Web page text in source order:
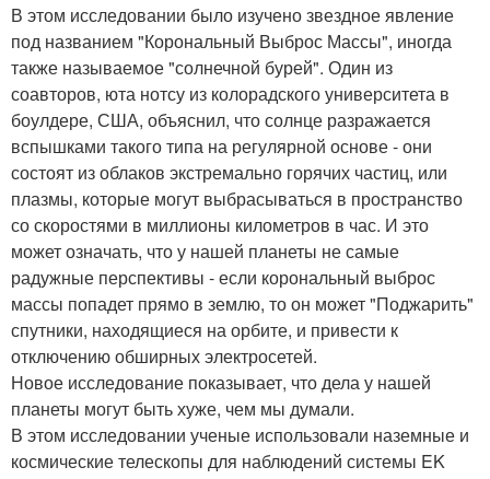
В этом исследовании было изучено звездное явление
под названием "Корональный Выброс Массы", иногда
также называемое "солнечной бурей". Один из
соавторов, юта нотсу из колорадского университета в
боулдере, США, объяснил, что солнце разражается
вспышками такого типа на регулярной основе - они
состоят из облаков экстремально горячих частиц, или
плазмы, которые могут выбрасываться в пространство
со скоростями в миллионы километров в час. И это
может означать, что у нашей планеты не самые
радужные перспективы - если корональный выброс
массы попадет прямо в землю, то он может "Поджарить"
спутники, находящиеся на орбите, и привести к
отключению обширных электросетей.
Новое исследование показывает, что дела у нашей
планеты могут быть хуже, чем мы думали.
В этом исследовании ученые использовали наземные и
космические телескопы для наблюдений системы EK